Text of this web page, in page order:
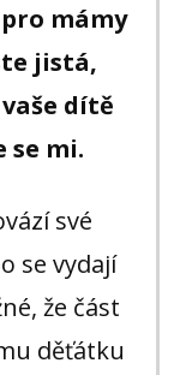
mámy
jistá,
dítě
se mi.
své
se vydají
že část
děťátku